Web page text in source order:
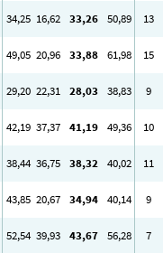
34,25 16,62 33,26 50,89
13
49,05 20,96 33,88 61,98
15
29,20 22,31 28,03 38,83
9
42,19 37,37 41,19 49,36
10
38,44 36,75 38,32 40,02
11
43,85 20,67 34,94 40,14
9
52,54 39,93 43,67 56,28
7